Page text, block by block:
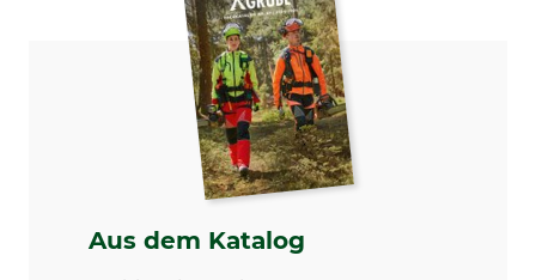
Modellbezeichnung
Herstellung
Made in Poland
Aus dem Katalog